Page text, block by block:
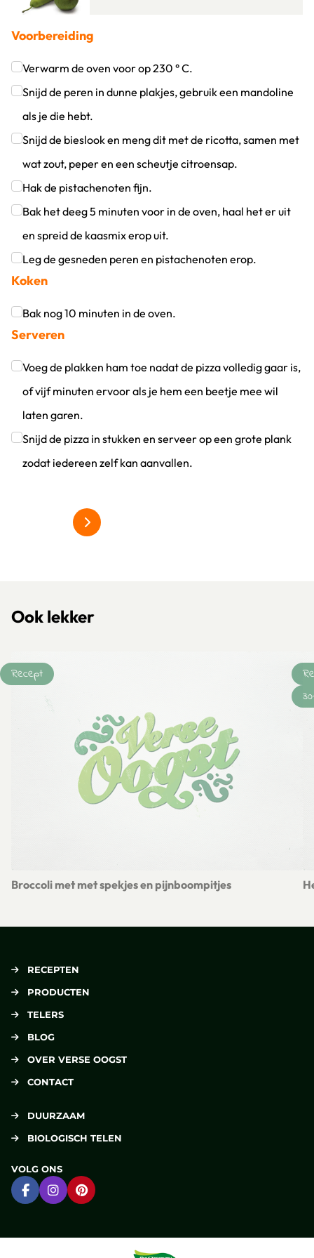
Voorbereiding
Verwarm de oven voor op 230 ° C.
Klik om dit selectievakje aan te vinken
Snijd de peren in dunne plakjes, gebruik een mandoline
als je die hebt.
Klik om dit selectievakje aan te vinken
Snijd de bieslook en meng dit met de ricotta, samen met
wat zout, peper en een scheutje citroensap.
Klik om dit selectievakje aan te vinken
Hak de pistachenoten fijn.
Klik om dit selectievakje aan te vinken
Bak het deeg 5 minuten voor in de oven, haal het er uit
en spreid de kaasmix erop uit.
Klik om dit selectievakje aan te vinken
Leg de gesneden peren en pistachenoten erop.
Klik om dit selectievakje aan te vinken
Koken
Bak nog 10 minuten in de oven.
Klik om dit selectievakje aan te vinken
Serveren
Voeg de plakken ham toe nadat de pizza volledig gaar is,
of vijf minuten ervoor als je hem een beetje mee wil
laten garen.
Klik om dit selectievakje aan te vinken
Snijd de pizza in stukken en serveer op een grote plank
zodat iedereen zelf kan aanvallen.
meer over hardfruit
Ook lekker
Broccoli met met spekjes en pijnboompitjes
Recept
RECEPTEN
PRODUCTEN
TELERS
BLOG
OVER VERSE OOGST
CONTACT
DUURZAAM
BIOLOGISCH TELEN
VOLG ONS
Ga naar Facebook
Ga naar Instagram
Ga naar Pinterest